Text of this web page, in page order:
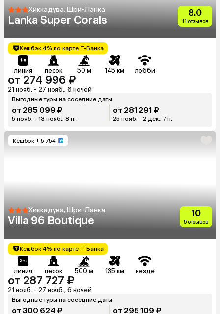
Хиккадува, Шри-Ланка
Lanka Super Corals
8.0
11 отзывов
Кешбэк 4% по карте Т-Банка
линия песок 50 м 145 км лобби
от 274 996 ₽
21 нояб. - 27 нояб., 6 ночей
Выгодные туры на соседние даты
от 285 099 ₽
5 нояб. - 13 нояб., 8 н.
от 281 291 ₽
25 нояб. - 2 дек., 7 н.
Кешбэк + 5 754
Хиккадува, Шри-Ланка
Villa 96 Boutique
10
5 отзывов
Кешбэк 4% по карте Т-Банка
линия песок 500 м 135 км везде
от 287 727 ₽
21 нояб. - 27 нояб., 6 ночей
Выгодные туры на соседние даты
от 300 624 ₽ от 295 109 ₽